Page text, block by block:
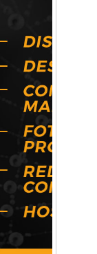
con
más:
y